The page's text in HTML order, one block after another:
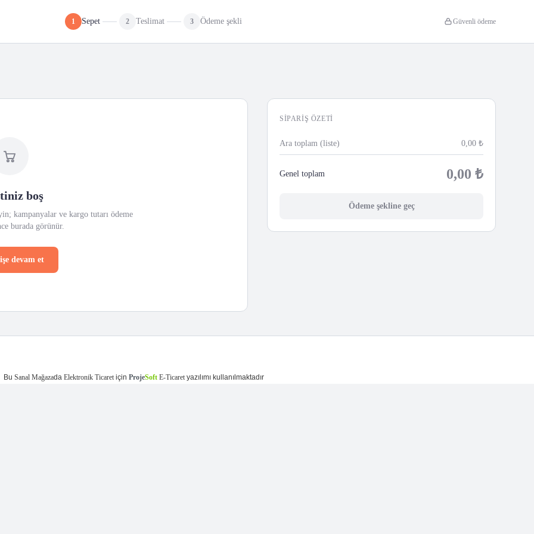
1 Sepet 2 Teslimat 3 Ödeme şekli Güvenli ödeme
boş
kampanyalar ve kargo tutarı ödeme
burada görünür.
devam et
SIPARIŞ ÖZETI
Ara toplam (liste) 0,00 ₺
Genel toplam 0,00 ₺
Ödeme şekline geç
Bu Sanal Mağazada Elektronik Ticaretiçin ProjeSoft E-Ticaretyazılımı kullanılmaktadır